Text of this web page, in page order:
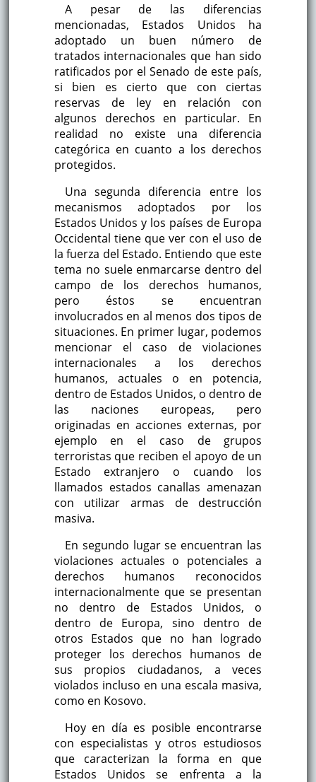
A pesar de las diferencias
mencionadas, Estados Unidos ha
adoptado un buen número de
tratados internacionales que han sido
ratificados por el Senado de este país,
si bien es cierto que con ciertas
reservas de ley en relación con
algunos derechos en particular. En
realidad no existe una diferencia
categórica en cuanto a los derechos
protegidos.
Una segunda diferencia entre los
mecanismos adoptados por los
Estados Unidos y los países de Europa
Occidental tiene que ver con el uso de
la fuerza del Estado. Entiendo que este
tema no suele enmarcarse dentro del
campo de los derechos humanos,
pero éstos se encuentran
involucrados en al menos dos tipos de
situaciones. En primer lugar, podemos
mencionar el caso de violaciones
internacionales a los derechos
humanos, actuales o en potencia,
dentro de Estados Unidos, o dentro de
las naciones europeas, pero
originadas en acciones externas, por
ejemplo en el caso de grupos
terroristas que reciben el apoyo de un
Estado extranjero o cuando los
llamados estados canallas amenazan
con utilizar armas de destrucción
masiva.
En segundo lugar se encuentran las
violaciones actuales o potenciales a
derechos humanos reconocidos
internacionalmente que se presentan
no dentro de Estados Unidos, o
dentro de Europa, sino dentro de
otros Estados que no han logrado
proteger los derechos humanos de
sus propios ciudadanos, a veces
violados incluso en una escala masiva,
como en Kosovo.
Hoy en día es posible encontrarse
con especialistas y otros estudiosos
que caracterizan la forma en que
Estados Unidos se enfrenta a la